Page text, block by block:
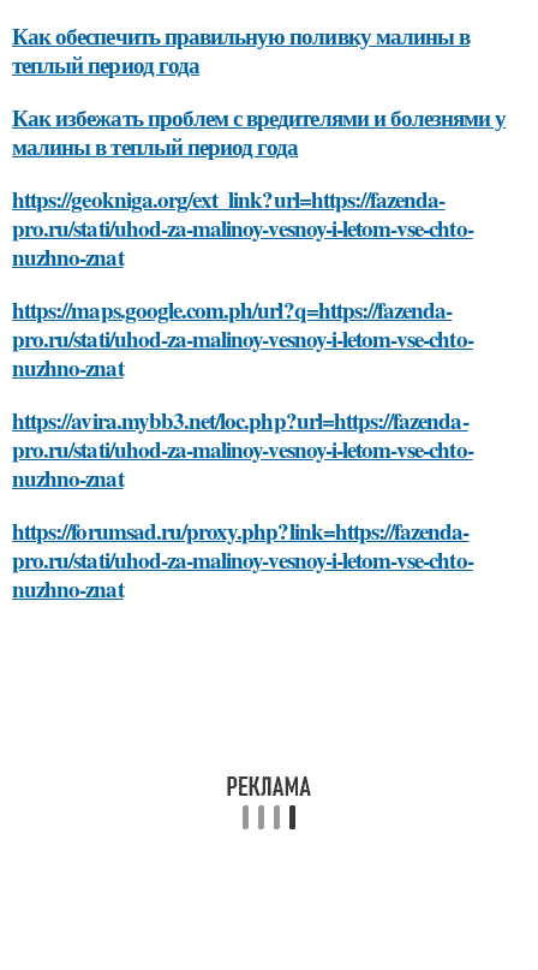
Как обеспечить правильную поливку малины в
теплый период года
Как избежать проблем с вредителями и болезнями у
малины в теплый период года
https://geokniga.org/ext_link?url=https://fazenda-
pro.ru/stati/uhod-za-malinoy-vesnoy-i-letom-vse-chto-
nuzhno-znat
https://maps.google.com.ph/url?q=https://fazenda-
pro.ru/stati/uhod-za-malinoy-vesnoy-i-letom-vse-chto-
nuzhno-znat
https://avira.mybb3.net/loc.php?url=https://fazenda-
pro.ru/stati/uhod-za-malinoy-vesnoy-i-letom-vse-chto-
nuzhno-znat
https://forumsad.ru/proxy.php?link=https://fazenda-
pro.ru/stati/uhod-za-malinoy-vesnoy-i-letom-vse-chto-
nuzhno-znat